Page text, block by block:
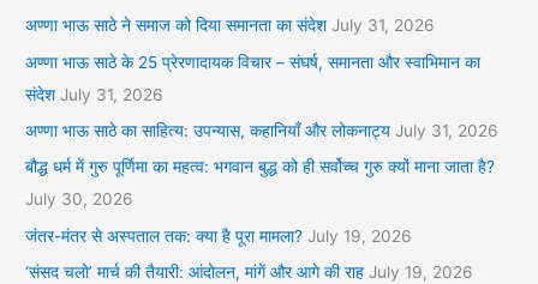
अण्णा भाऊ साठे ने समाज को दिया समानता का संदेश July 31, 2026
अण्णा भाऊ साठे के 25 प्रेरणादायक विचार – संघर्ष, समानता और स्वाभिमान का
संदेश July 31, 2026
अण्णा भाऊ साठे का साहित्य: उपन्यास, कहानियाँ और लोकनाट्य July 31, 2026
बौद्ध धर्म में गुरु पूर्णिमा का महत्व: भगवान बुद्ध को ही सर्वोच्च गुरु क्यों माना जाता है?
July 30, 2026
जंतर-मंतर से अस्पताल तक: क्या है पूरा मामला? July 19, 2026
‘संसद चलो’ मार्च की तैयारी: आंदोलन, मांगें और आगे की राह July 19, 2026